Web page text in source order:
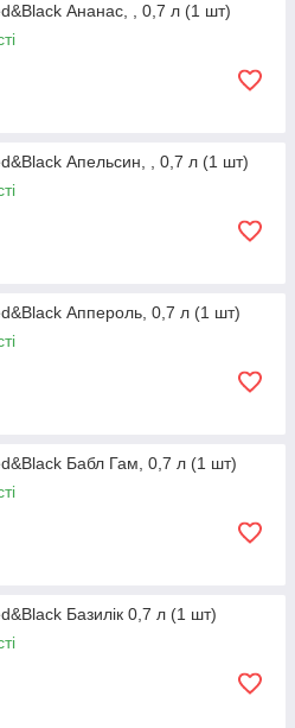
Ананас, , 0,7 л (1 шт)
Апельсин, , 0,7 л (1 шт)
Аппероль, 0,7 л (1 шт)
Бабл Гам, 0,7 л (1 шт)
Базилік 0,7 л (1 шт)